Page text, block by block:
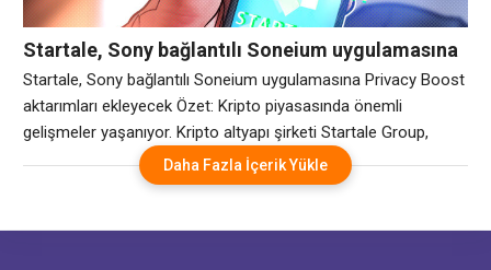
Startale, Sony bağlantılı Soneium uygulamasına
Privacy Boost aktarımları ekleyecek
Startale, Sony bağlantılı Soneium uygulamasına Privacy Boost
aktarımları ekleyecek Özet: Kripto piyasasında önemli
gelişmeler yaşanıyor. Kripto altyapı şirketi Startale Group,
Sony bağlantılı bir blockchain ağı olan Soneium için geliştirilen
Startale Uygulamasının resmi gizlilik ortağı olarak Sunnyside
açıklamada, entegrasyonun uygulamaya korumalı bakiyeler,
Daha Fazla İçerik Yükle